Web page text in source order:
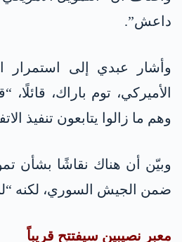
داعش”.
وأشار عبدي إلى استمرار
الأميركي، توم باراك،
وهم ما زالوا يتابعون تنفيذ
وبيّن أن هناك نقاشًا بشأن
ضمن الجيش السوري، لكنه
معبر نصيبين سيفتتح قريباً